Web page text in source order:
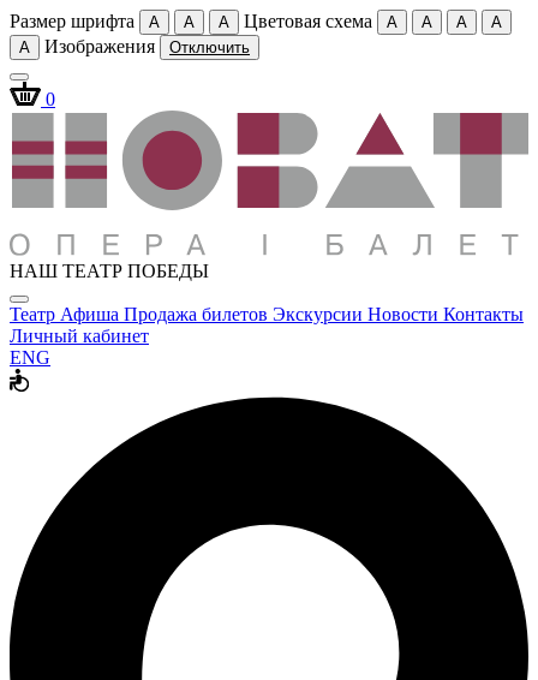
Размер шрифта A A A Цветовая схема A A A
A
A
Изображения Отключить
0
НАШ ТЕАТР ПОБЕДЫ
Театр Афиша Продажа билетов Экскурсии Новости Контакты
Личный кабинет
ENG